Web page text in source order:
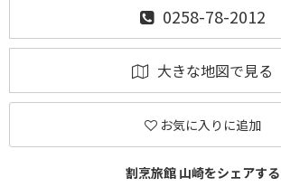
0258-78-2012
大きな地図で見る
お気に入りに追加
割烹旅館 山崎をシェアする